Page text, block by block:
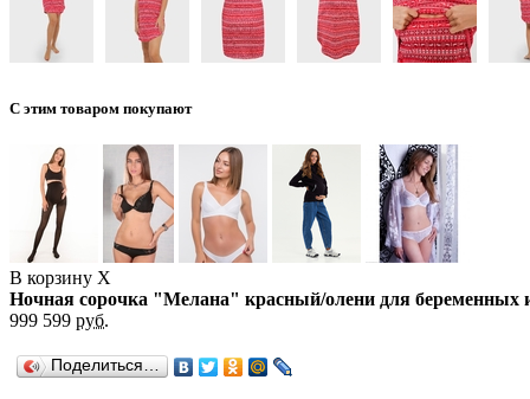
С этим товаром покупают
В корзину X
Ночная сорочка "Мелана" красный/олени для беременных
999 599 руб.
Поделиться…